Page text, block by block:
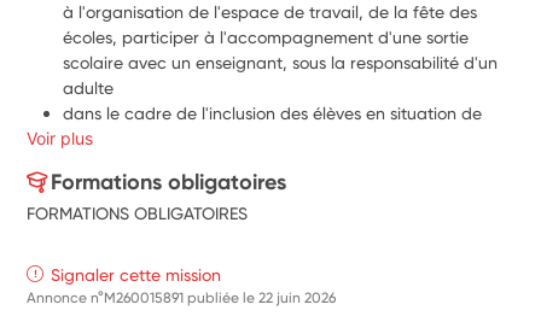
à l'organisation de l'espace de travail, de la fête des
écoles, participer à l'accompagnement d'une sortie
scolaire avec un enseignant, sous la responsabilité d'un
adulte
dans le cadre de l'inclusion des élèves en situation de
handicap, les volontaires pourront également coopérer
handicap (AESH) pour aider à l'animation du temps
d'activités de cour de récréation en proposant des
favorisant l'inclusion et en assurant des actions de
médiation
Voir plus
Formations obligatoires
FORMATIONS OBLIGATOIRES
Signaler cette mission
Annonce n°M260015891 publiée le22 juin 2026